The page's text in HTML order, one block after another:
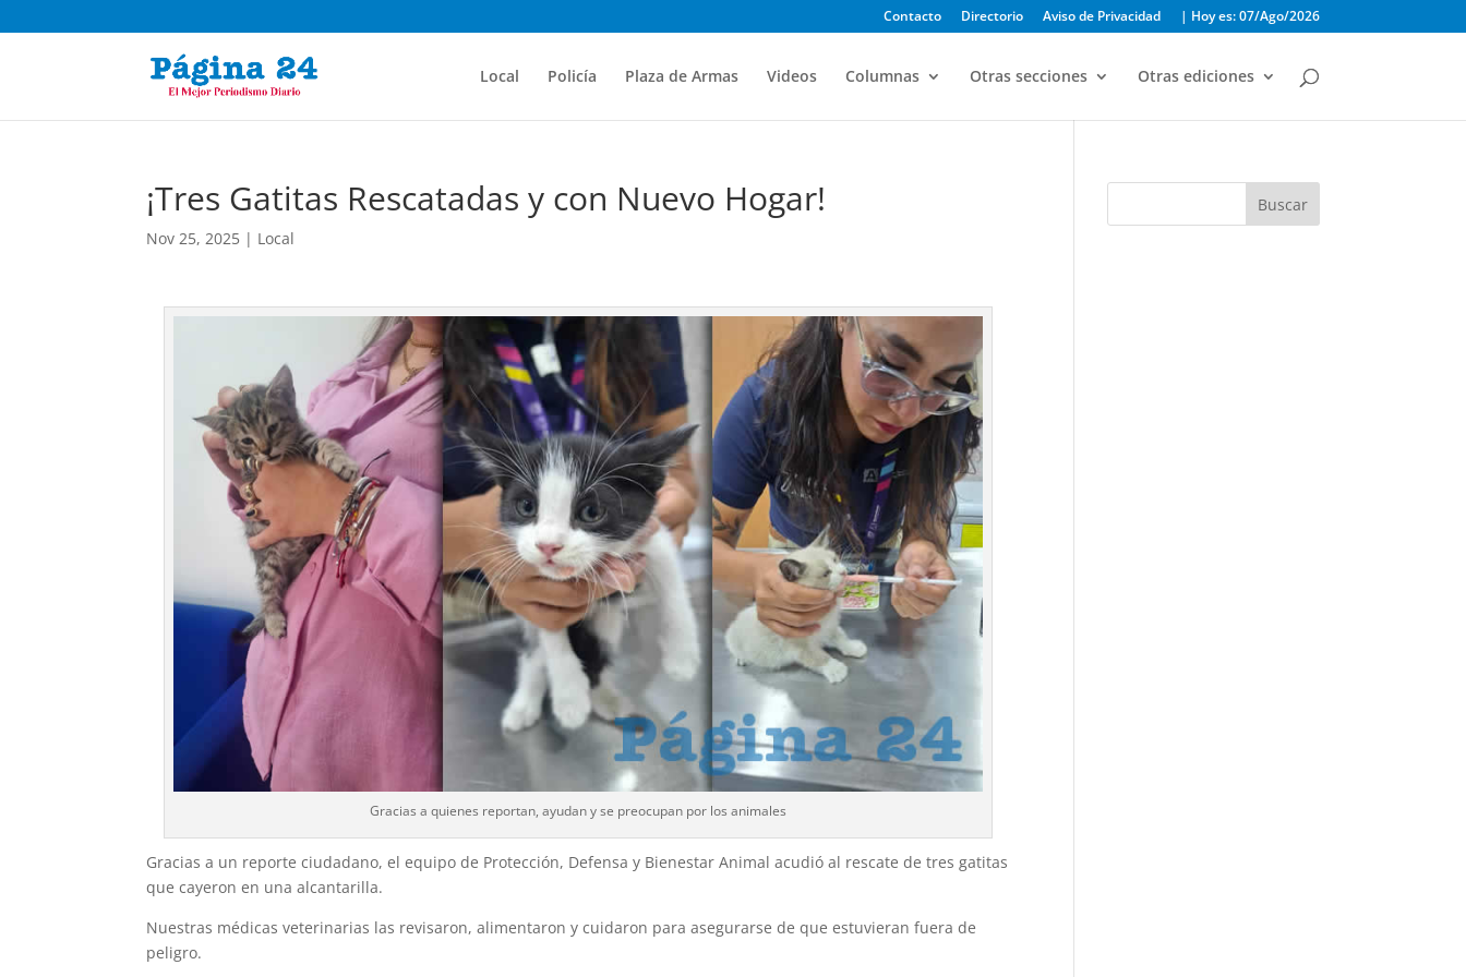
Contacto Directorio Aviso de Privacidad | Hoy es: 07/Ago/2026
Local Policía Plaza de Armas Videos Columnas Otras secciones Otras ediciones
¡Tres Gatitas Rescatadas y con Nuevo Hogar!
Nov 25, 2025 | Local
Gracias a quienes reportan, ayudan y se preocupan por los animales
Gracias a un reporte ciudadano, el equipo de Protección, Defensa y Bienestar Animal acudió al rescate de tres gatitas
que cayeron en una alcantarilla.
Nuestras médicas veterinarias las revisaron, alimentaron y cuidaron para asegurarse de que estuvieran fuera de
peligro.
Buscar